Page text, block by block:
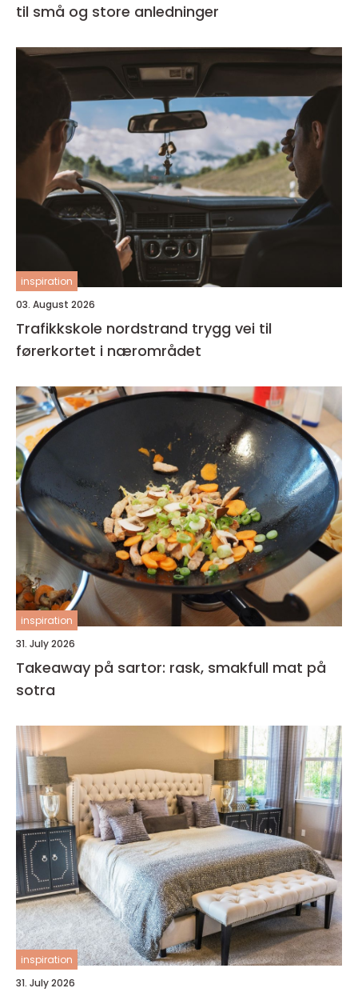
til små og store anledninger
inspiration
03. August 2026
Trafikkskole nordstrand trygg vei til
førerkortet i nærområdet
inspiration
31. July 2026
Takeaway på sartor: rask, smakfull mat på
sotra
inspiration
31. July 2026